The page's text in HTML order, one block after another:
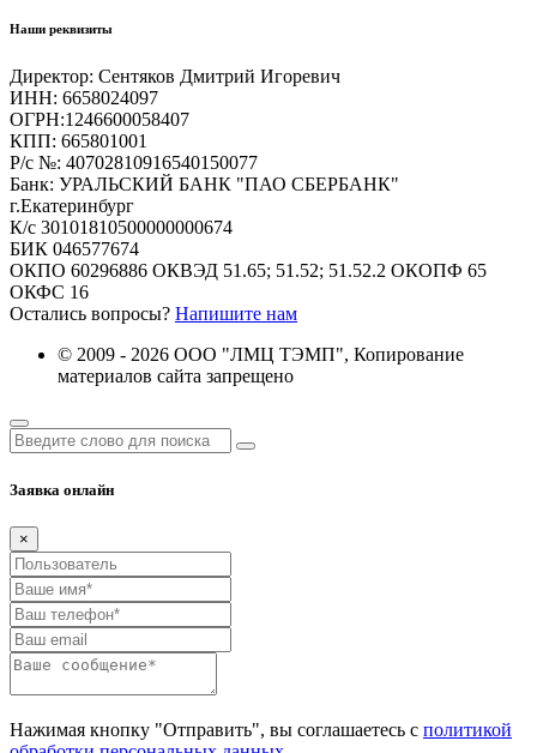
Наши реквизиты
Директор: Сентяков Дмитрий Игоревич
ИНН: 6658024097
ОГРН:1246600058407
КПП: 665801001
Р/с №: 40702810916540150077
Банк: УРАЛЬСКИЙ БАНК "ПАО СБЕРБАНК"
г.Екатеринбург
К/с 30101810500000000674
БИК 046577674
ОКПО 60296886 ОКВЭД 51.65; 51.52; 51.52.2 ОКОПФ 65
ОКФС 16
Остались вопросы? Напишите нам
© 2009 - 2026 ООО "ЛМЦ ТЭМП", Копирование
материалов сайта запрещено
Заявка онлайн
×
Нажимая кнопку "Отправить", вы соглашаетесь с политикой